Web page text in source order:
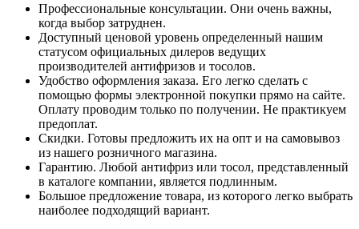
Профессиональные консультации. Они очень важны,
когда выбор затруднен.
Доступный ценовой уровень определенный нашим
статусом официальных дилеров ведущих
производителей антифризов и тосолов.
Удобство оформления заказа. Его легко сделать с
помощью формы электронной покупки прямо на сайте.
Оплату проводим только по получении. Не практикуем
предоплат.
Скидки. Готовы предложить их на опт и на самовывоз
из нашего розничного магазина.
Гарантию. Любой антифриз или тосол, представленный
в каталоге компании, является подлинным.
Большое предложение товара, из которого легко выбрать
наиболее подходящий вариант.